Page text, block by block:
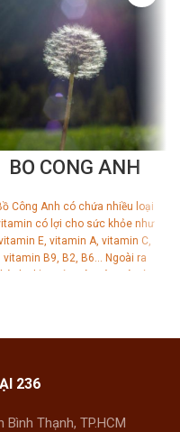
BỒ CÔNG ANH
Công Anh có chứa nhiều loại
có lợi cho sức khỏe như
E, vitamin A, vitamin C,
vitamin B9, B2, B6... Ngoài ra
thành phần của cây còn có các
236
Thạnh, TP.HCM